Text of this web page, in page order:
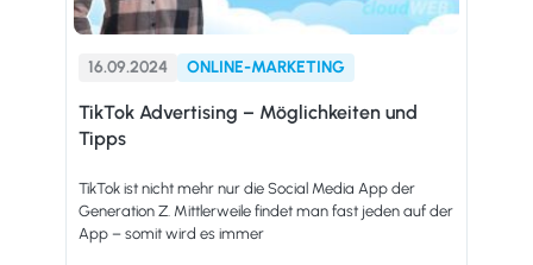
16.09.2024 ONLINE-MARKETING
TikTok Advertising – Möglichkeiten und
Tipps
TikTok ist nicht mehr nur die Social Media App der
Generation Z. Mittlerweile findet man fast jeden auf der
App – somit wird es immer